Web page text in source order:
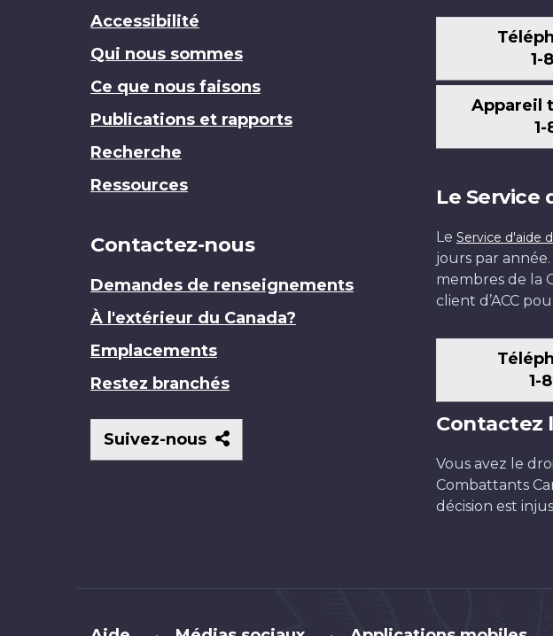
Accessibilité
Qui nous sommes
Ce que nous faisons
Publications et rapports
Recherche
Ressources
Contactez-nous
Demandes de renseignements
À l'extérieur du Canada?
Emplacements
Restez branchés
Suivez-nous
Suivez-
nous
1-
Appareil
1-
Le Service
Le Service d'aide
jours par
membres de la
client d’ACC
1-
Contactez
Vous avez le
Combattants
décision est
Brand